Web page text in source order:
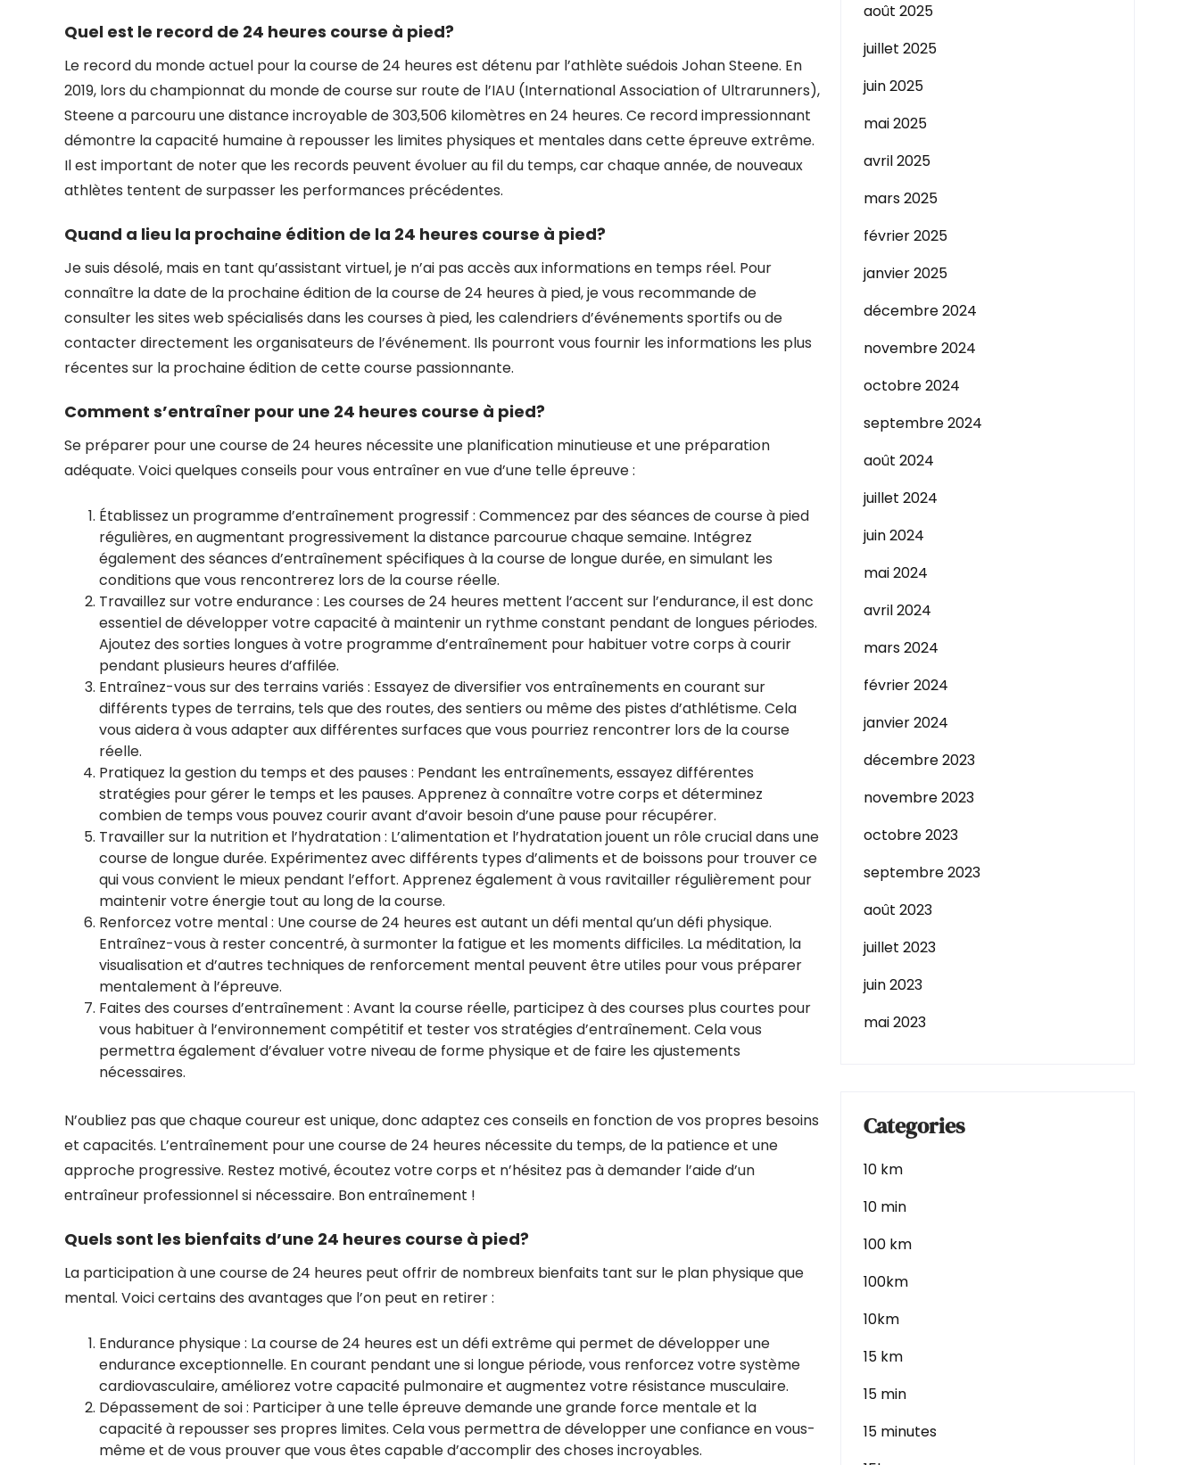
Quel est le record de 24 heures course à pied?
Le record du monde actuel pour la course de 24 heures est détenu par l’athlète suédois Johan Steene. En
2019, lors du championnat du monde de course sur route de l’IAU (International Association of Ultrarunners),
Steene a parcouru une distance incroyable de 303,506 kilomètres en 24 heures. Ce record impressionnant
démontre la capacité humaine à repousser les limites physiques et mentales dans cette épreuve extrême.
Il est important de noter que les records peuvent évoluer au fil du temps, car chaque année, de nouveaux
athlètes tentent de surpasser les performances précédentes.
Quand a lieu la prochaine édition de la 24 heures course à pied?
Je suis désolé, mais en tant qu’assistant virtuel, je n’ai pas accès aux informations en temps réel. Pour
connaître la date de la prochaine édition de la course de 24 heures à pied, je vous recommande de
consulter les sites web spécialisés dans les courses à pied, les calendriers d’événements sportifs ou de
contacter directement les organisateurs de l’événement. Ils pourront vous fournir les informations les plus
récentes sur la prochaine édition de cette course passionnante.
Comment s’entraîner pour une 24 heures course à pied?
Se préparer pour une course de 24 heures nécessite une planification minutieuse et une préparation
adéquate. Voici quelques conseils pour vous entraîner en vue d’une telle épreuve :
Établissez un programme d’entraînement progressif : Commencez par des séances de course à pied
régulières, en augmentant progressivement la distance parcourue chaque semaine. Intégrez
également des séances d’entraînement spécifiques à la course de longue durée, en simulant les
conditions que vous rencontrerez lors de la course réelle.
Travaillez sur votre endurance : Les courses de 24 heures mettent l’accent sur l’endurance, il est donc
essentiel de développer votre capacité à maintenir un rythme constant pendant de longues périodes.
Ajoutez des sorties longues à votre programme d’entraînement pour habituer votre corps à courir
pendant plusieurs heures d’affilée.
Entraînez-vous sur des terrains variés : Essayez de diversifier vos entraînements en courant sur
différents types de terrains, tels que des routes, des sentiers ou même des pistes d’athlétisme. Cela
vous aidera à vous adapter aux différentes surfaces que vous pourriez rencontrer lors de la course
réelle.
Pratiquez la gestion du temps et des pauses : Pendant les entraînements, essayez différentes
stratégies pour gérer le temps et les pauses. Apprenez à connaître votre corps et déterminez
combien de temps vous pouvez courir avant d’avoir besoin d’une pause pour récupérer.
Travailler sur la nutrition et l’hydratation : L’alimentation et l’hydratation jouent un rôle crucial dans une
course de longue durée. Expérimentez avec différents types d’aliments et de boissons pour trouver ce
qui vous convient le mieux pendant l’effort. Apprenez également à vous ravitailler régulièrement pour
maintenir votre énergie tout au long de la course.
Renforcez votre mental : Une course de 24 heures est autant un défi mental qu’un défi physique.
Entraînez-vous à rester concentré, à surmonter la fatigue et les moments difficiles. La méditation, la
visualisation et d’autres techniques de renforcement mental peuvent être utiles pour vous préparer
mentalement à l’épreuve.
Faites des courses d’entraînement : Avant la course réelle, participez à des courses plus courtes pour
vous habituer à l’environnement compétitif et tester vos stratégies d’entraînement. Cela vous
permettra également d’évaluer votre niveau de forme physique et de faire les ajustements
nécessaires.
N’oubliez pas que chaque coureur est unique, donc adaptez ces conseils en fonction de vos propres besoins
et capacités. L’entraînement pour une course de 24 heures nécessite du temps, de la patience et une
approche progressive. Restez motivé, écoutez votre corps et n’hésitez pas à demander l’aide d’un
entraîneur professionnel si nécessaire. Bon entraînement !
Quels sont les bienfaits d’une 24 heures course à pied?
La participation à une course de 24 heures peut offrir de nombreux bienfaits tant sur le plan physique que
mental. Voici certains des avantages que l’on peut en retirer :
Endurance physique : La course de 24 heures est un défi extrême qui permet de développer une
endurance exceptionnelle. En courant pendant une si longue période, vous renforcez votre système
cardiovasculaire, améliorez votre capacité pulmonaire et augmentez votre résistance musculaire.
Dépassement de soi : Participer à une telle épreuve demande une grande force mentale et la
capacité à repousser ses propres limites. Cela vous permettra de développer une confiance en vous-
même et de vous prouver que vous êtes capable d’accomplir des choses incroyables.
août 2025
juillet 2025
juin 2025
mai 2025
avril 2025
mars 2025
février 2025
janvier 2025
décembre 2024
novembre 2024
octobre 2024
septembre 2024
août 2024
juillet 2024
juin 2024
mai 2024
avril 2024
mars 2024
février 2024
janvier 2024
décembre 2023
novembre 2023
octobre 2023
septembre 2023
août 2023
juillet 2023
juin 2023
mai 2023
Categories
10 km
10 min
100 km
100km
10km
15 km
15 min
15 minutes